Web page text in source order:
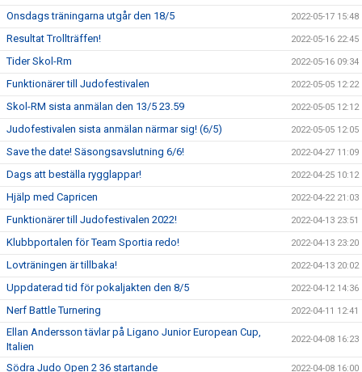
Onsdags träningarna utgår den 18/5 2022-05-17 15:48
Resultat Trollträffen! 2022-05-16 22:45
Tider Skol-Rm 2022-05-16 09:34
Funktionärer till Judofestivalen 2022-05-05 12:22
Skol-RM sista anmälan den 13/5 23.59 2022-05-05 12:12
Judofestivalen sista anmälan närmar sig! (6/5) 2022-05-05 12:05
Save the date! Säsongsavslutning 6/6! 2022-04-27 11:09
Dags att beställa rygglappar! 2022-04-25 10:12
Hjälp med Capricen 2022-04-22 21:03
Funktionärer till Judofestivalen 2022! 2022-04-13 23:51
Klubbportalen för Team Sportia redo! 2022-04-13 23:20
Lovträningen är tillbaka! 2022-04-13 20:02
Uppdaterad tid för pokaljakten den 8/5 2022-04-12 14:36
Nerf Battle Turnering 2022-04-11 12:41
Ellan Andersson tävlar på Ligano Junior European Cup,
Italien
2022-04-08 16:23
Södra Judo Open 2 36 startande 2022-04-08 16:00